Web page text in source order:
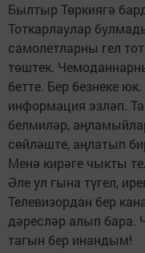
Былтыр Төркиягә
Тоткарлаулар
самолетларны гел
төштек.
бетте. Бер безнеке
информация эзләп.
белмиләр,
сөйләште, аңлатып
Менә кирәге чыкты
Әле ул гына түгел,
Телевизордан бер
дәресләр алып бара.
тагын бер инандым!